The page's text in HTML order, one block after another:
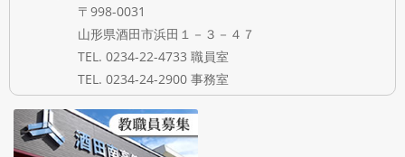
〒998-0031
山形県酒田市浜田１－３－４７
TEL. 0234-22-4733 職員室
TEL. 0234-24-2900 事務室